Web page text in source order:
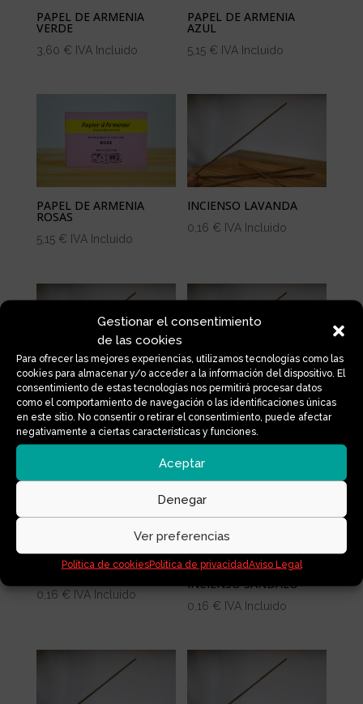
Gestionar el consentimiento
de las cookies
Para ofrecer las mejores experiencias, utilizamos tecnologías como las
cookies para almacenar y/o acceder a la información del dispositivo. El
consentimiento de estas tecnologías nos permitirá procesar datos
como el comportamiento de navegación o las identificaciones únicas
en este sitio. No consentir o retirar el consentimiento, puede afectar
negativamente a ciertas características y funciones.
Aceptar
Denegar
Ver preferencias
Política de cookiesPolítica de privacidadAviso Legal
PAPEL DE ARMENIA
VERDE
3,60 € IVA Incluido
PAPEL DE ARMENIA
AZUL
5,15 € IVA Incluido
PAPEL DE ARMENIA
ROSAS
5,15 € IVA Incluido
INCIENSO LAVANDA
0,16 € IVA Incluido
INCIENSO MIRRA
0,16€ IVA Incluido
INCIENSO VIOLETA
AFRICANA
0,16€ IVA Incluido
INCIENSO PACHULI
0,16 € IVA Incluido
INCIENSO SÁNDALO
0,16 € IVA Incluido